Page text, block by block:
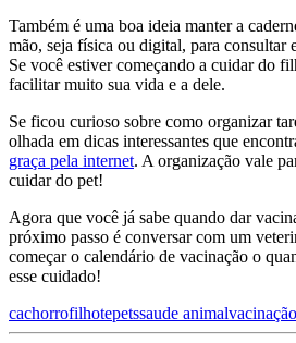
Também é uma boa ideia manter a
mão, seja física ou digital, para consultar
Se você estiver começando a cuidar do
facilitar muito sua vida e a dele.
Se ficou curioso sobre como organizar
olhada em dicas interessantes que
graça pela internet. A organização vale
cuidar do pet!
Agora que você já sabe quando dar
próximo passo é conversar com um
começar o calendário de vacinação o
esse cuidado!
cachorrofilhotepetssaude animalvacinação